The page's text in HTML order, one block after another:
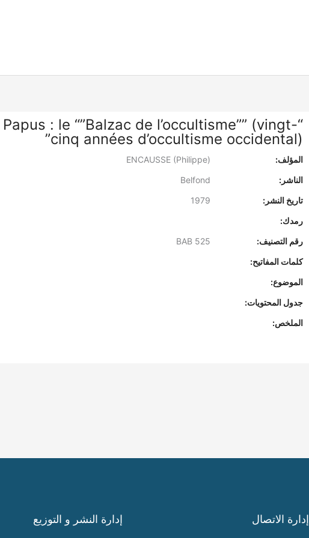
“Papus : le “”Balzac de l’occultisme”” (vingt-
cinq années d’occultisme occidental)”
المؤلف:
الناشر:
تاريخ النشر:
رمدك:
رقم التصنيف:
كلمات المفاتيح:
الموضوع:
جدول المحتويات:
الملخص:
إدارة الاتصال إدارة النشر و التوزيع